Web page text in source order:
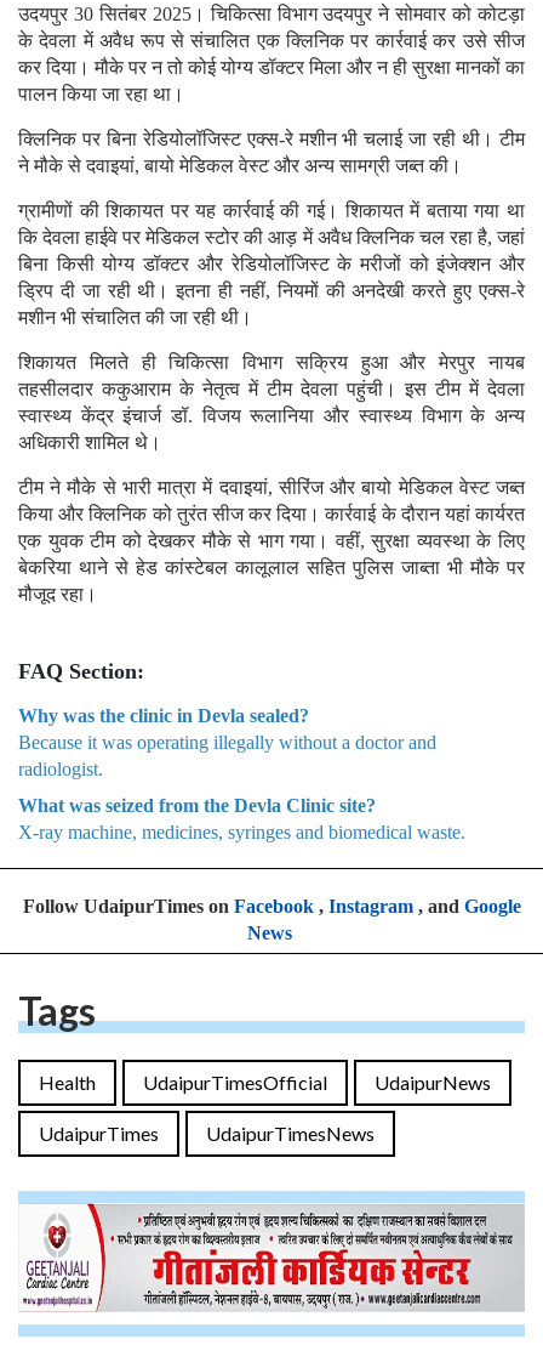
उदयपुर 30 सितंबर 2025। चिकित्सा विभाग उदयपुर ने सोमवार को कोटड़ा
के देवला में अवैध रूप से संचालित एक क्लिनिक पर कार्रवाई कर उसे सीज
कर दिया। मौके पर न तो कोई योग्य डॉक्टर मिला और न ही सुरक्षा मानकों का
पालन किया जा रहा था।
क्लिनिक पर बिना रेडियोलॉजिस्ट एक्स-रे मशीन भी चलाई जा रही थी। टीम
ने मौके से दवाइयां, बायो मेडिकल वेस्ट और अन्य सामग्री जब्त की।
ग्रामीणों की शिकायत पर यह कार्रवाई की गई। शिकायत में बताया गया था
कि देवला हाईवे पर मेडिकल स्टोर की आड़ में अवैध क्लिनिक चल रहा है, जहां
बिना किसी योग्य डॉक्टर और रेडियोलॉजिस्ट के मरीजों को इंजेक्शन और
ड्रिप दी जा रही थी। इतना ही नहीं, नियमों की अनदेखी करते हुए एक्स-रे
मशीन भी संचालित की जा रही थी।
शिकायत मिलते ही चिकित्सा विभाग सक्रिय हुआ और मेरपुर नायब
तहसीलदार ककुआराम के नेतृत्व में टीम देवला पहुंची। इस टीम में देवला
स्वास्थ्य केंद्र इंचार्ज डॉ. विजय रूलानिया और स्वास्थ्य विभाग के अन्य
अधिकारी शामिल थे।
टीम ने मौके से भारी मात्रा में दवाइयां, सीरिंज और बायो मेडिकल वेस्ट जब्त
किया और क्लिनिक को तुरंत सीज कर दिया। कार्रवाई के दौरान यहां कार्यरत
एक युवक टीम को देखकर मौके से भाग गया। वहीं, सुरक्षा व्यवस्था के लिए
बेकरिया थाने से हेड कांस्टेबल कालूलाल सहित पुलिस जाब्ता भी मौके पर
मौजूद रहा।
FAQ Section:
Why was the clinic in Devla sealed?
Because it was operating illegally without a doctor and
radiologist.
What was seized from the Devla Clinic site?
X-ray machine, medicines, syringes and biomedical waste.
Follow UdaipurTimes on Facebook, Instagram, and Google
News
Tags
Health UdaipurTimesOfficial UdaipurNews
UdaipurTimes UdaipurTimesNews